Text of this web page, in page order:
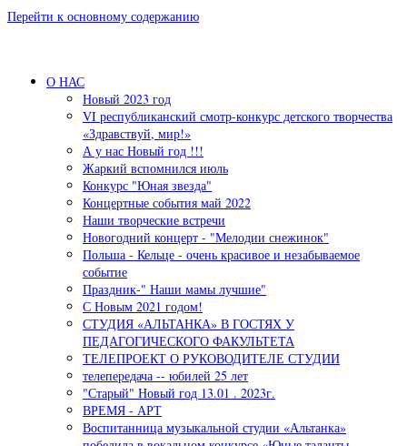
Перейти к основному содержанию
О НАС
Новый 2023 год
VI республиканский смотр-конкурс детского творчества
«Здравствуй, мир!»
А у нас Новый год !!!
Жаркий вспомнился июль
Конкурс "Юная звезда"
Концертные события май 2022
Наши творческие встречи
Новогодний концерт - "Мелодии снежинок"
Польша - Кельце - очень красивое и незабываемое
событие
Праздник-" Наши мамы лучшие"
С Новым 2021 годом!
СТУДИЯ «АЛЬТАНКА» В ГОСТЯХ У
ПЕДАГОГИЧЕСКОГО ФАКУЛЬТЕТА
ТЕЛЕПРОЕКТ О РУКОВОДИТЕЛЕ СТУДИИ
телепередача -- юбилей 25 лет
"Старый" Новый год 13.01 . 2023г.
ВРЕМЯ - АРТ
Воспитанница музыкальной студии «Альтанка»